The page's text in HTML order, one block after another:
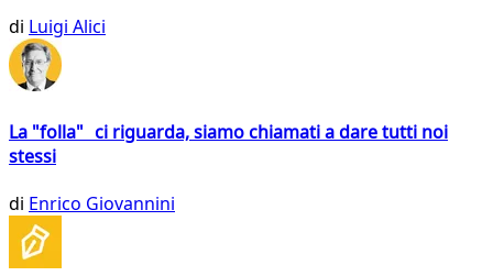
di Luigi Alici
La "folla" ci riguarda, siamo chiamati a dare tutti noi
stessi
di Enrico Giovannini